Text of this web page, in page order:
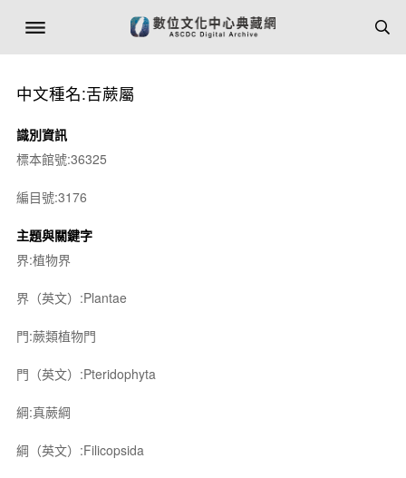
中文種名:舌蕨屬
識別資訊
標本館號:36325
編目號:3176
主題與關鍵字
界:植物界
界（英文）:Plantae
門:蕨類植物門
門（英文）:Pteridophyta
綱:真蕨綱
綱（英文）:Filicopsida